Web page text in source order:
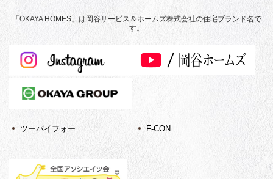
「OKAYA HOMES」は岡谷サービス＆ホームズ株式会社の住宅ブランド名で
す。
ツーバイフォー F-CON